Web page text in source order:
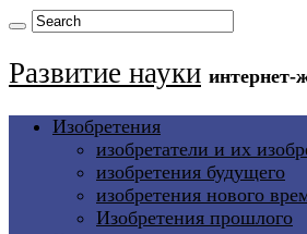
Развитие науки интернет-
Изобретения
изобретатели и их
изобретения будущего
изобретения нового
Изобретения прошлого